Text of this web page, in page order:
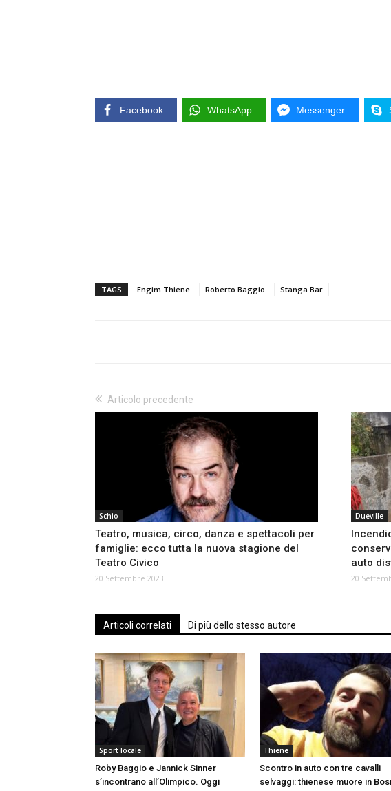
Facebook WhatsApp Messenger
TAGS Engim Thiene Roberto Baggio Stanga Bar
Articolo precedente
Schio
Teatro, musica, circo, danza e spettacoli per
famiglie: ecco tutta la nuova stagione del
Teatro Civico
20 Settembre 2023
Dueville
auto
20
Articoli correlati Di più dello stesso autore
Sport locale
Roby Baggio e Jannick Sinner
s’incontrano all’Olimpico. Oggi
Thiene
Scontro in auto con tre cavalli
selvaggi: thienese muore in